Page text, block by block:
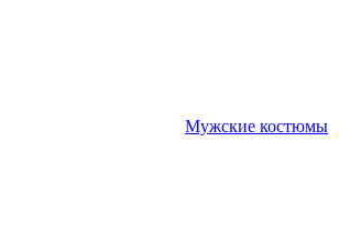
Мужские костюмы